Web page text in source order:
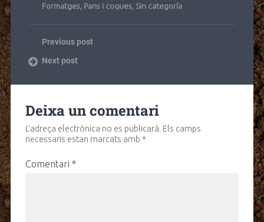
Formatges, Pans i coques, Sin categoría
Previous post
Next post
Deixa un comentari
L'adreça electrònica no es publicarà. Els camps
necessaris estan marcats amb *
Comentari *